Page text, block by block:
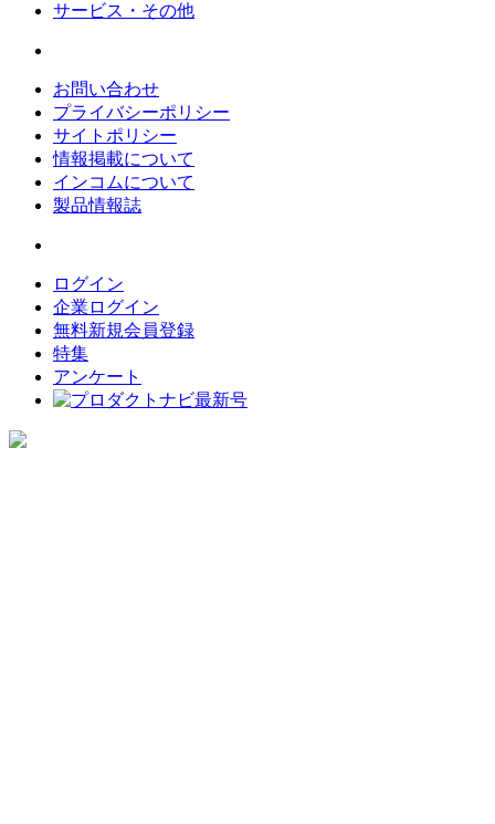
サービス・その他
お問い合わせ
プライバシーポリシー
サイトポリシー
情報掲載について
インコムについて
製品情報誌
ログイン
企業ログイン
無料新規会員登録
特集
アンケート